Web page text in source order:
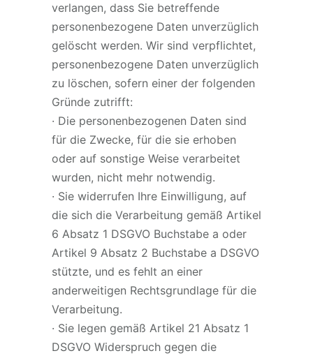
verlangen, dass Sie betreffende
personenbezogene Daten unverzüglich
gelöscht werden. Wir sind verpflichtet,
personenbezogene Daten unverzüglich
zu löschen, sofern einer der folgenden
Gründe zutrifft:
· Die personenbezogenen Daten sind
für die Zwecke, für die sie erhoben
oder auf sonstige Weise verarbeitet
wurden, nicht mehr notwendig.
· Sie widerrufen Ihre Einwilligung, auf
die sich die Verarbeitung gemäß Artikel
6 Absatz 1 DSGVO Buchstabe a oder
Artikel 9 Absatz 2 Buchstabe a DSGVO
stützte, und es fehlt an einer
anderweitigen Rechtsgrundlage für die
Verarbeitung.
· Sie legen gemäß Artikel 21 Absatz 1
DSGVO Widerspruch gegen die